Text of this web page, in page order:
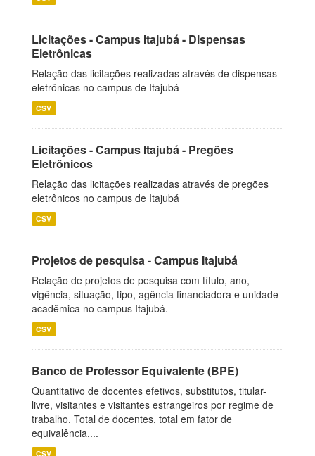
Licitações - Campus Itajubá - Dispensas
Eletrônicas
Relação das licitações realizadas através de dispensas
eletrônicas no campus de Itajubá
CSV
Licitações - Campus Itajubá - Pregões
Eletrônicos
Relação das licitações realizadas através de pregões
eletrônicos no campus de Itajubá
CSV
Projetos de pesquisa - Campus Itajubá
Relação de projetos de pesquisa com título, ano,
vigência, situação, tipo, agência financiadora e unidade
acadêmica no campus Itajubá.
CSV
Banco de Professor Equivalente (BPE)
Quantitativo de docentes efetivos, substitutos, titular-
livre, visitantes e visitantes estrangeiros por regime de
trabalho. Total de docentes, total em fator de
equivalência,...
CSV